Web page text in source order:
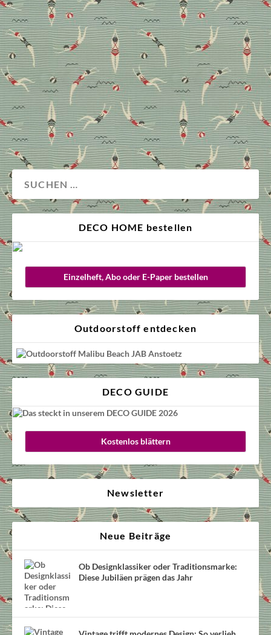
Die Kollektion „1851“ ist eine Hommage an die erste
Weltausstellung, die in eben jenem Jahr im Londoner
Hyde Park stattfand. Warum sie dennoch kaum
aktueller sein könnte, erklärt die Kreativdirektorin
und freie DECO HOME Redakteurin Fredericke
Winkler.
Stoffe Wohnen
DECO HOME bestellen
Einzelheft, Abo oder E-Paper bestellen
Outdoorstoff entdecken
DECO GUIDE
Kostenlos blättern
Newsletter
Neue Beiträge
Ob Designklassiker oder Traditionsmarke:
Diese Jubiläen prägen das Jahr